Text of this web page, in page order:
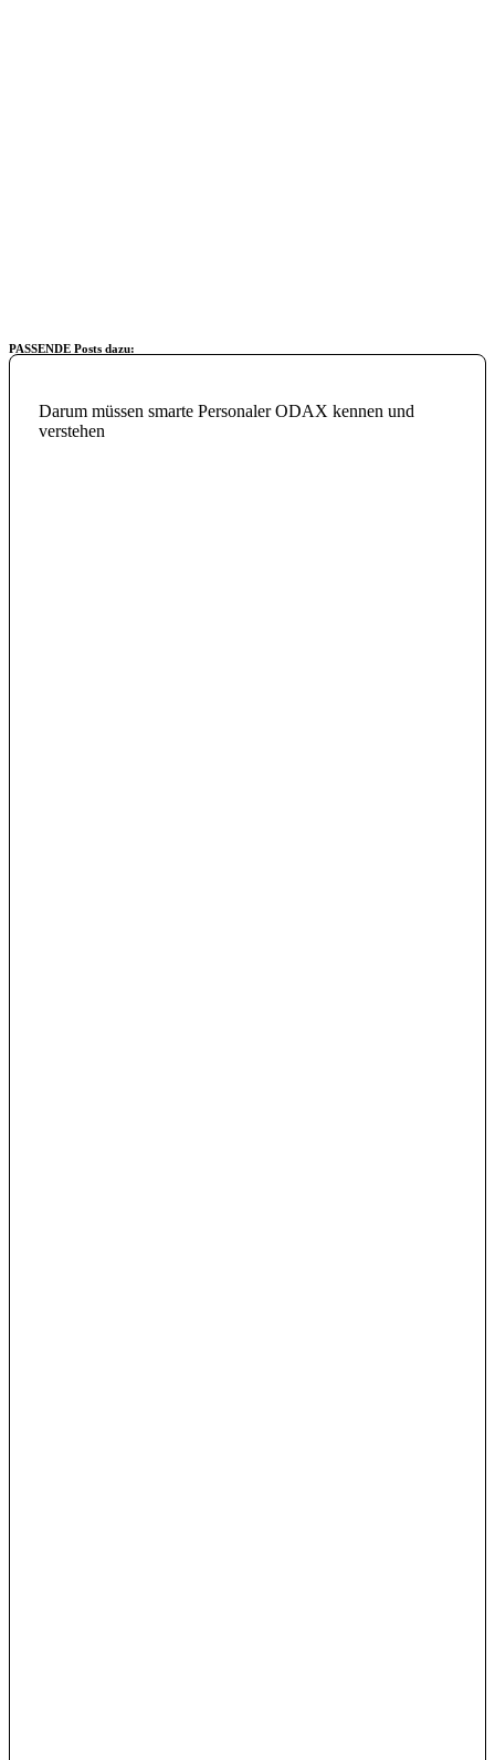
PASSENDE Posts dazu:
Darum müssen smarte Personaler ODAX kennen und
verstehen